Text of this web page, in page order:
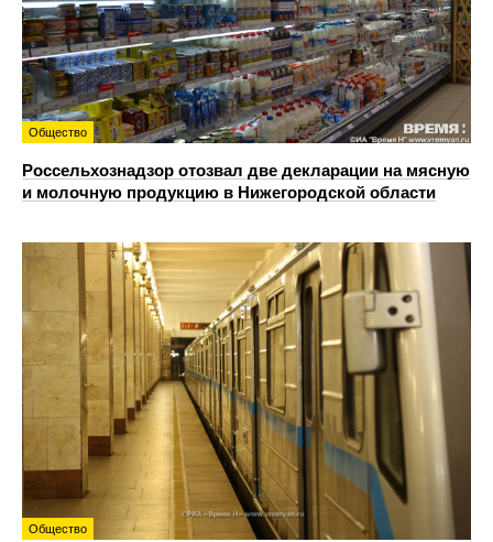
Общество
Россельхознадзор отозвал две декларации на мясную
и молочную продукцию в Нижегородской области
Общество